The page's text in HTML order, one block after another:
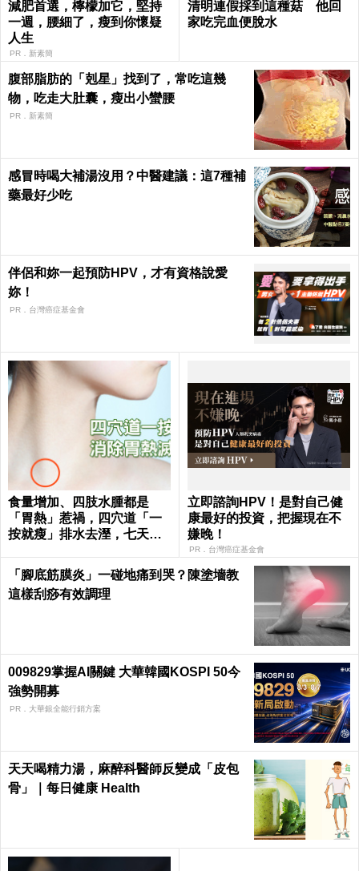
減肥首選，檸檬加它，堅持
一週，腰細了，瘦到你懷疑
人生
PR．新素簡
清明連假採到這種菇 他回
家吃完血便脫水
腹部脂肪的「剋星」找到了，常吃這幾
物，吃走大肚囊，瘦出小蠻腰
PR．新素簡
感冒時喝大補湯沒用？中醫建議：這7種補
藥最好少吃
伴侶和妳一起預防HPV，才有資格說愛
妳！
PR．台灣癌症基金會
食量增加、四肢水腫都是
「胃熱」惹禍，四穴道「一
按就瘦」排水去溼，七天瘦
h
立即諮詢HPV！是對自己健
康最好的投資，把握現在不
嫌晚！
PR．台灣癌症基金會
「腳底筋膜炎」一碰地痛到哭？陳塗墻教
這樣刮痧有效調理
009829掌握AI關鍵 大華韓國KOSPI 50今
強勢開募
PR．大華銀全能行銷方案
天天喝精力湯，麻醉科醫師反變成「皮包
骨」｜每日健康 Health